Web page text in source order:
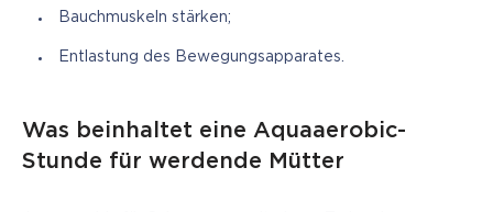
Bauchmuskeln stärken;
Entlastung des Bewegungsapparates.
Was beinhaltet eine Aquaaerobic-
Stunde für werdende Mütter